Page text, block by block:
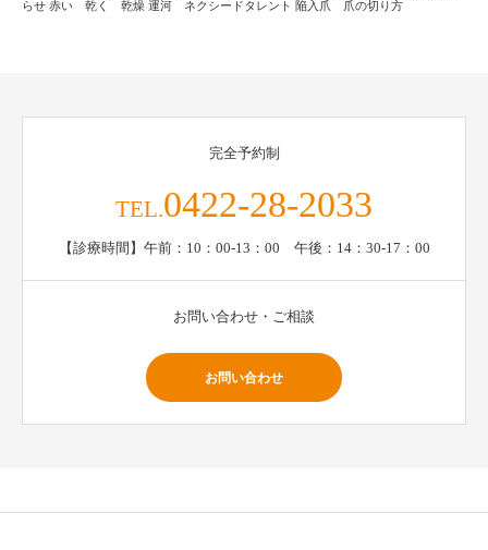
らせ 赤い 乾く 乾燥 運河 ネクシードタレント 陥入爪 爪の切り方
完全予約制
TEL.0422-28-2033
【診療時間】午前：10：00-13：00 午後：14：30-17：00
お問い合わせ・ご相談
お問い合わせ